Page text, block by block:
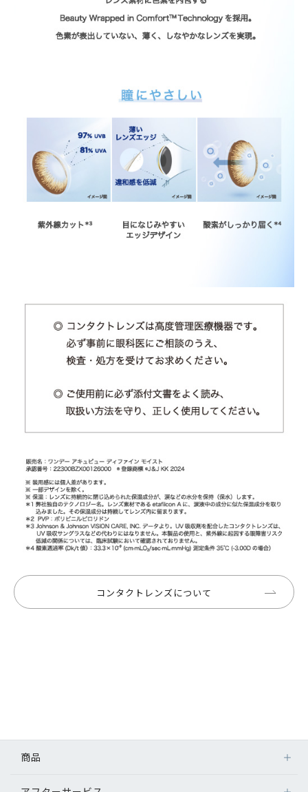
コンタクトレンズについて
商品